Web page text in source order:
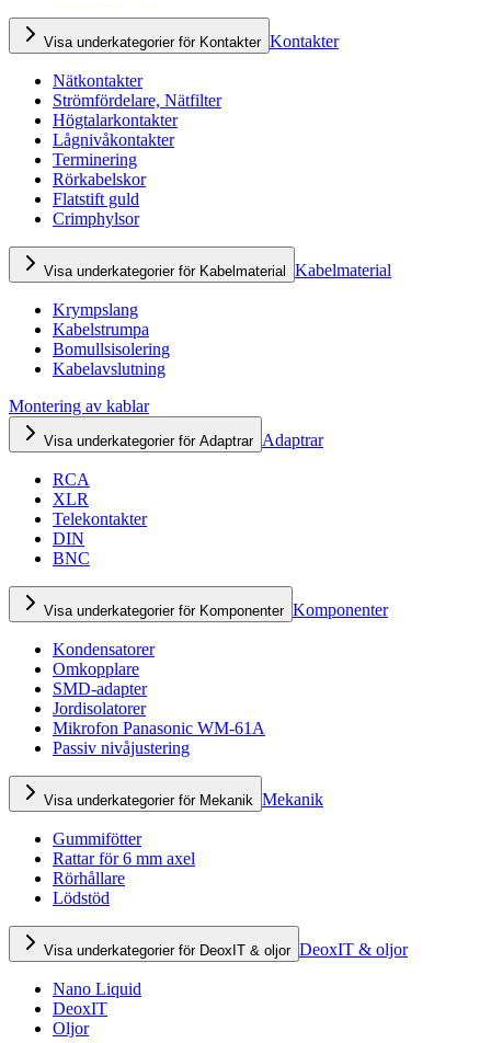
Visa underkategorier för Kontakter Kontakter
Nätkontakter
Strömfördelare, Nätfilter
Högtalarkontakter
Lågnivåkontakter
Terminering
Rörkabelskor
Flatstift guld
Crimphylsor
Visa underkategorier för Kabelmaterial Kabelmaterial
Krympslang
Kabelstrumpa
Bomullsisolering
Kabelavslutning
Montering av kablar
Visa underkategorier för Adaptrar Adaptrar
RCA
XLR
Telekontakter
DIN
BNC
Visa underkategorier för Komponenter Komponenter
Kondensatorer
Omkopplare
SMD-adapter
Jordisolatorer
Mikrofon Panasonic WM-61A
Passiv nivåjustering
Visa underkategorier för Mekanik Mekanik
Gummifötter
Rattar för 6 mm axel
Rörhållare
Lödstöd
Visa underkategorier för DeoxIT & oljor DeoxIT & oljor
Nano Liquid
DeoxIT
Oljor